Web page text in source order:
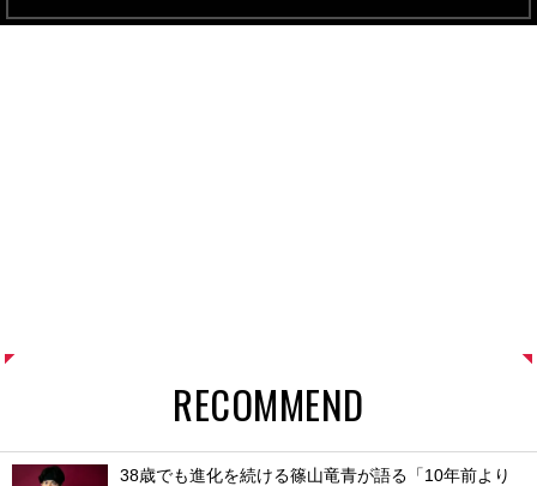
RECOMMEND
38歳でも進化を続ける篠山竜青が語る「10年前より